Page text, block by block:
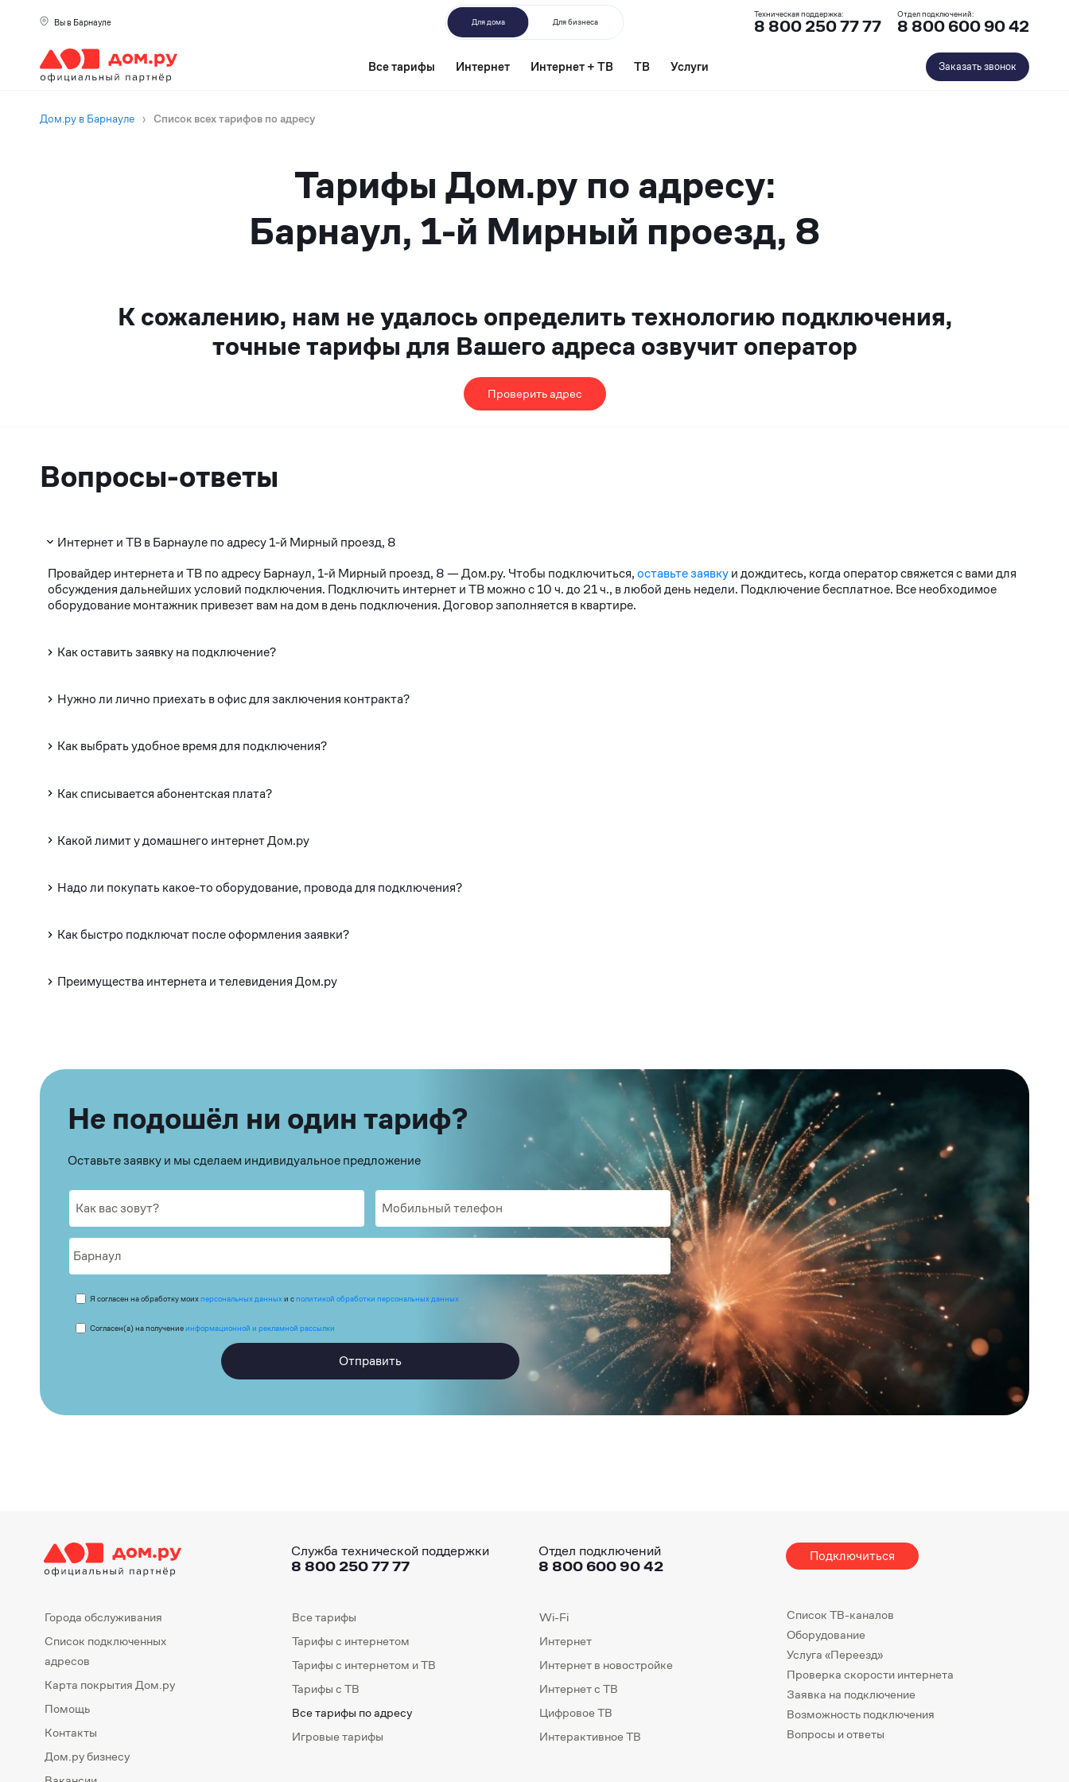
Вы в Барнауле Для дома Для бизнеса
Техническая поддержка:
8 800 250 77 77
Отдел подключений:
8 800 600 90 42
Все тарифы Интернет Интернет + ТВ ТВ Услуги Заказать звонок
Дом.ру в Барнауле › Список всех тарифов по адресу
Тарифы Дом.ру по адресу:
Барнаул, 1-й Мирный проезд, 8
К сожалению, нам не удалось определить технологию подключения,
точные тарифы для Вашего адреса озвучит оператор
Проверить адрес
Вопросы-ответы
Интернет и ТВ в Барнауле по адресу 1-й Мирный проезд, 8
Провайдер интернета и ТВ по адресу Барнаул, 1-й Мирный проезд, 8 — Дом.ру. Чтобы подключиться,оставьте заявкуи дождитесь, когда оператор свяжется с вами для
обсуждения дальнейших условий подключения. Подключить интернет и ТВ можно с 10 ч. до 21 ч., в любой день недели. Подключение бесплатное. Все необходимое
оборудование монтажник привезет вам на дом в день подключения. Договор заполняется в квартире.
Как оставить заявку на подключение?
Нужно ли лично приехать в офис для заключения контракта?
Как выбрать удобное время для подключения?
Как списывается абонентская плата?
Какой лимит у домашнего интернет Дом.ру
Надо ли покупать какое-то оборудование, провода для подключения?
Как быстро подключат после оформления заявки?
Преимущества интернета и телевидения Дом.ру
Не подошёл ни один тариф?
Оставьте заявку и мы сделаем индивидуальное предложение
Я согласен на обработку моихперсональных данныхи сполитикой обработки персональных данных
Согласен(а) на получениеинформационной и рекламной рассылки
Отправить
Служба технической поддержки
8 800 250 77 77
Отдел подключений
8 800 600 90 42
Подключиться
Города обслуживания
Список подключенных
адресов
Карта покрытия Дом.ру
Помощь
Контакты
Дом.ру бизнесу
Все тарифы
Тарифы с интернетом
Тарифы с интернетом и ТВ
Тарифы с ТВ
Все тарифы по адресу
Игровые тарифы
Wi-Fi
Интернет
Интернет в новостройке
Интернет с ТВ
Цифровое ТВ
Интерактивное ТВ
Список ТВ-каналов
Оборудование
Услуга «Переезд»
Проверка скорости интернета
Заявка на подключение
Возможность подключения
Вопросы и ответы